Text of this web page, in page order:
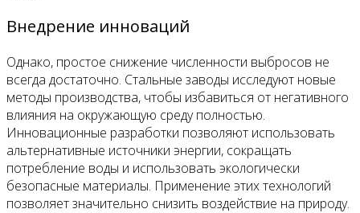
Внедрение инноваций
Однако, простое снижение численности выбросов не
всегда достаточно. Стальные заводы исследуют новые
методы производства, чтобы избавиться от негативного
влияния на окружающую среду полностью.
Инновационные разработки позволяют использовать
альтернативные источники энергии, сокращать
потребление воды и использовать экологически
безопасные материалы. Применение этих технологий
позволяет значительно снизить воздействие на природу.